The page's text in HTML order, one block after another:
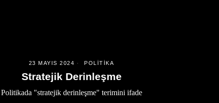
23 MAYIS 2024 POLITIKA
Stratejik Derinleşme
Politikada "stratejik derinleşme" terimini ifade